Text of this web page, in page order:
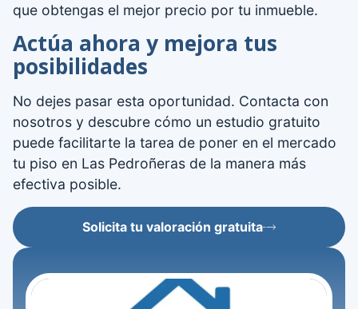
que obtengas el mejor precio por tu inmueble.
Actúa ahora y mejora tus
posibilidades
No dejes pasar esta oportunidad. Contacta con
nosotros y descubre cómo un estudio gratuito
puede facilitarte la tarea de poner en el mercado
tu piso en Las Pedroñeras de la manera más
efectiva posible.
Solicita tu valoración gratuita